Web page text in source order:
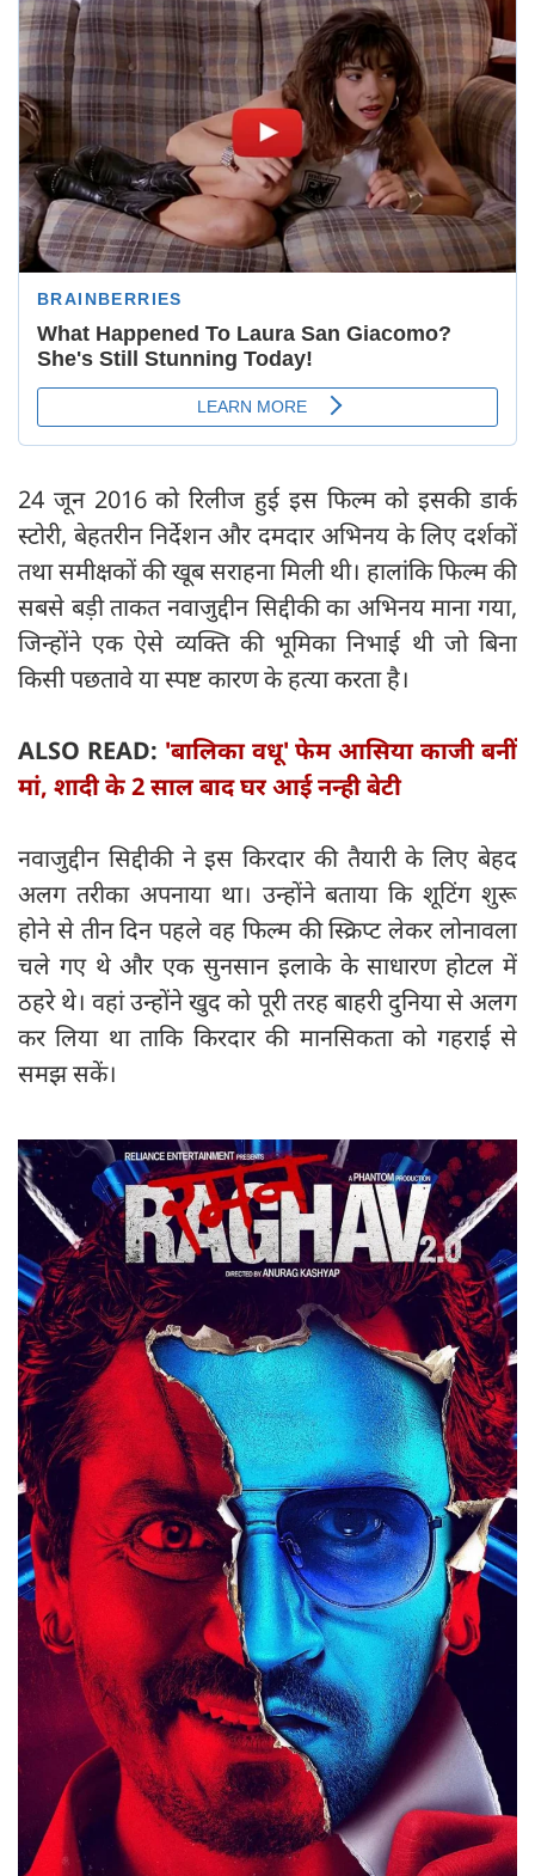
24 जून 2016 को रिलीज हुई इस फिल्म को इसकी डार्क
स्टोरी, बेहतरीन निर्देशन और दमदार अभिनय के लिए दर्शकों
तथा समीक्षकों की खूब सराहना मिली थी। हालांकि फिल्म की
सबसे बड़ी ताकत नवाजुद्दीन सिद्दीकी का अभिनय माना गया,
जिन्होंने एक ऐसे व्यक्ति की भूमिका निभाई थी जो बिना
किसी पछतावे या स्पष्ट कारण के हत्या करता है।
ALSO READ: 'बालिका वधू' फेम आसिया काजी बनीं
मां, शादी के 2 साल बाद घर आई नन्ही बेटी
नवाजुद्दीन सिद्दीकी ने इस किरदार की तैयारी के लिए बेहद
अलग तरीका अपनाया था। उन्होंने बताया कि शूटिंग शुरू
होने से तीन दिन पहले वह फिल्म की स्क्रिप्ट लेकर लोनावला
चले गए थे और एक सुनसान इलाके के साधारण होटल में
ठहरे थे। वहां उन्होंने खुद को पूरी तरह बाहरी दुनिया से अलग
कर लिया था ताकि किरदार की मानसिकता को गहराई से
समझ सकें।